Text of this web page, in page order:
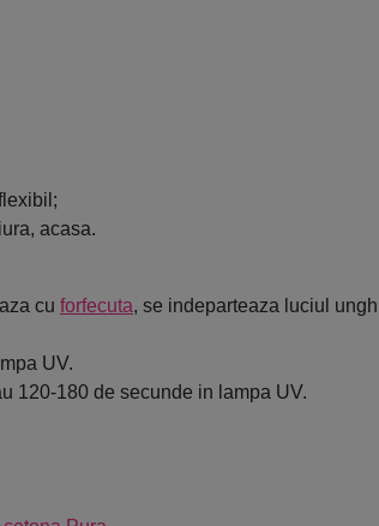
acasa.
cu forfecuta, se indeparteaza luciul
UV.
120-180 de secunde in lampa UV.